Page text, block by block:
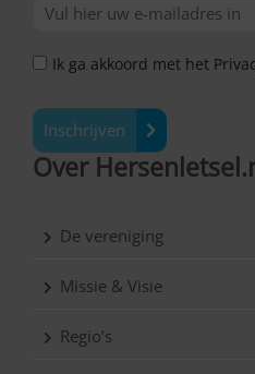
Ik ga akkoord met het
Inschrijven
Over
De vereniging
Missie & Visie
Regio’s